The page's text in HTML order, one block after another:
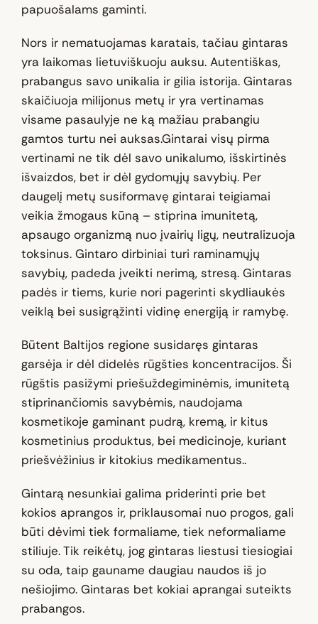
papuošalams gaminti.
Nors ir nematuojamas karatais, tačiau gintaras
yra laikomas lietuviškuoju auksu. Autentiškas,
prabangus savo unikalia ir gilia istorija. Gintaras
skaičiuoja milijonus metų ir yra vertinamas
visame pasaulyje ne ką mažiau prabangiu
gamtos turtu nei auksas.Gintarai visų pirma
vertinami ne tik dėl savo unikalumo, išskirtinės
išvaizdos, bet ir dėl gydomųjų savybių. Per
daugelį metų susiformavę gintarai teigiamai
veikia žmogaus kūną – stiprina imunitetą,
apsaugo organizmą nuo įvairių ligų, neutralizuoja
toksinus. Gintaro dirbiniai turi raminamųjų
savybių, padeda įveikti nerimą, stresą. Gintaras
padės ir tiems, kurie nori pagerinti skydliaukės
veiklą bei susigrąžinti vidinę energiją ir ramybę.
Būtent Baltijos regione susidaręs gintaras
garsėja ir dėl didelės rūgšties koncentracijos. Ši
rūgštis pasižymi priešuždegiminėmis, imunitetą
stiprinančiomis savybėmis, naudojama
kosmetikoje gaminant pudrą, kremą, ir kitus
kosmetinius produktus, bei medicinoje, kuriant
priešvėžinius ir kitokius medikamentus..
Gintarą nesunkiai galima priderinti prie bet
kokios aprangos ir, priklausomai nuo progos, gali
būti dėvimi tiek formaliame, tiek neformaliame
stiliuje. Tik reikėtų, jog gintaras liestusi tiesiogiai
su oda, taip gauname daugiau naudos iš jo
nešiojimo. Gintaras bet kokiai aprangai suteikts
prabangos.